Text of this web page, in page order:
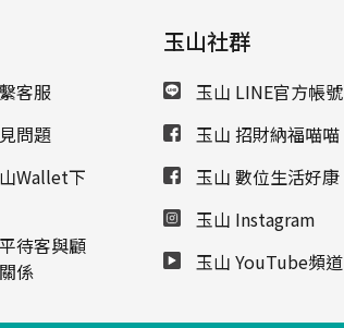
刷1筆一般消費，就可享有刷卡繳綜所稅3
山信用卡繳納綜合所得稅，即可享有1次
機會，獎項有麗緻飯店雙人住宿券、麗緻
茶券、必勝客商品兌換劵等，使用玉山信
繳納綜合所得稅者，5/1~6/30玉山卡新增
消費每滿1萬元，可再獲得1次抽獎機會，
消費越多中獎機會越高；刷玉山
繳綜所稅還可再抽Panasonic麵
、Dirt Devil吸塵器、象印保溫瓶。 為提
眾貼心便利的服務，玉山銀行也與玉山證
客服
問題
Wallet下
待客與顧
係
玉山社群
玉山 LINE官方帳號
玉山 招財納福喵喵
玉山 數位生活好康
玉山 Instagram
玉山 YouTube頻道